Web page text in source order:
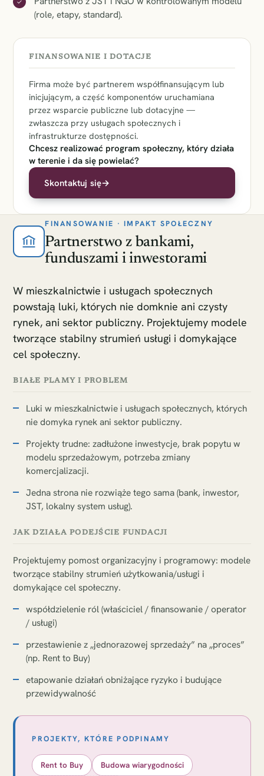
✓
(role, etapy, standard).
FINANSOWANIE I DOTACJE
Firma może być partnerem współfinansującym lub
inicjującym, a część komponentów uruchamiana
przez wsparcie publiczne lub dotacyjne —
zwłaszcza przy usługach społecznych i
infrastrukturze dostępności.
Chcesz realizować program społeczny, który działa
w terenie i da się powielać?
Skontaktuj się→
FINANSOWANIE · IMPAKT SPOŁECZNY
Partnerstwo z bankami,
funduszami i inwestorami
W mieszkalnictwie i usługach społecznych
powstają luki, których nie domknie ani czysty
rynek, ani sektor publiczny. Projektujemy modele
tworzące stabilny strumień usługi i domykające
cel społeczny.
BIAŁE PLAMY I PROBLEM
Luki w mieszkalnictwie i usługach społecznych, których
nie domyka rynek ani sektor publiczny.
Projekty trudne: zadłużone inwestycje, brak popytu w
modelu sprzedażowym, potrzeba zmiany
komercjalizacji.
Jedna strona nie rozwiąże tego sama (bank, inwestor,
JST, lokalny system usług).
JAK DZIAŁA PODEJŚCIE FUNDACJI
Projektujemy pomost organizacyjny i programowy: modele
tworzące stabilny strumień użytkowania/usługi i
domykające cel społeczny.
współdzielenie ról (właściciel / finansowanie / operator
/ usługi)
przestawienie z „jednorazowej sprzedaży” na „proces”
(np. Rent to Buy)
etapowanie działań obniżające ryzyko i budujące
przewidywalność
PROJEKTY, KTÓRE PODPINAMY
Rent to Buy Budowa wiarygodności